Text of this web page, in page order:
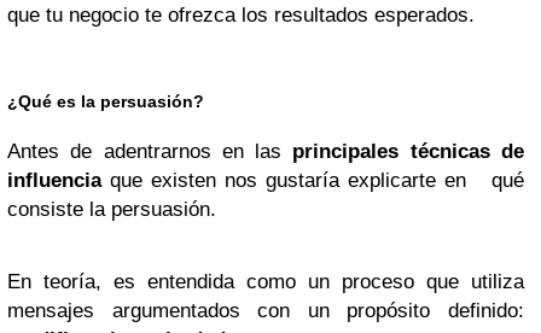
que tu negocio te ofrezca los resultados esperados.
¿Qué es la persuasión?
Antes de adentrarnos en las principales técnicas de
influenciaque existen nos gustaría explicarte en qué
consiste la persuasión.
En teoría, es entendida como un proceso que utiliza
mensajes argumentados con un propósito definido: